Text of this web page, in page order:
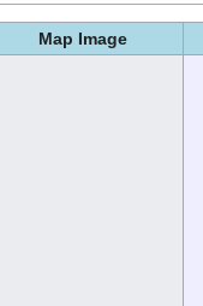
Map Image